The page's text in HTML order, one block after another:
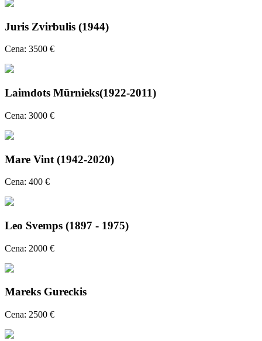
Juris Zvirbulis (1944)
Cena: 3500 €
Laimdots Mūrnieks(1922-2011)
Cena: 3000 €
Mare Vint (1942-2020)
Cena: 400 €
Leo Svemps (1897 - 1975)
Cena: 2000 €
Mareks Gureckis
Cena: 2500 €